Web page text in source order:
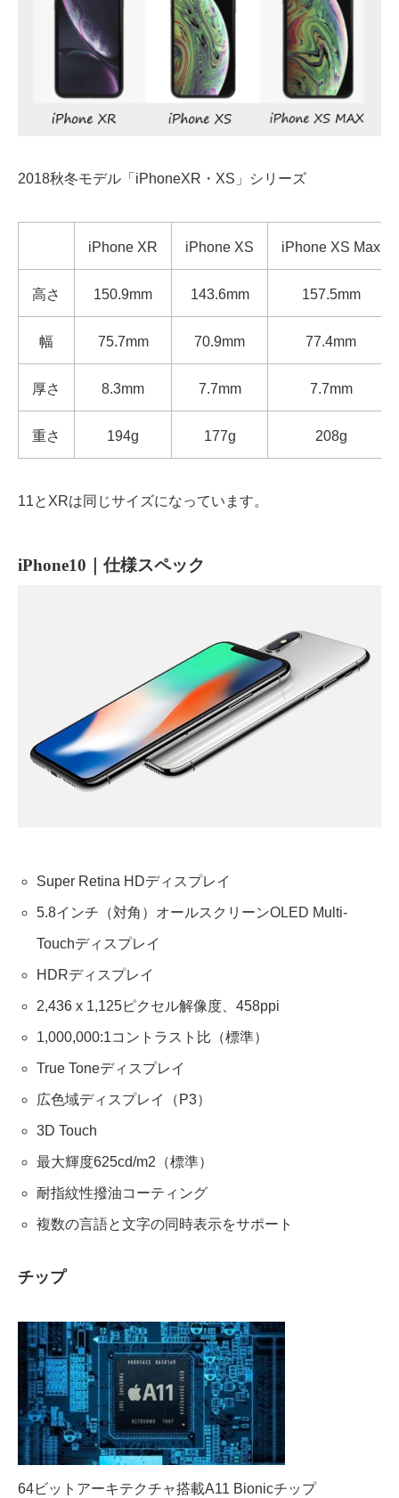
2018秋冬モデル「iPhoneXR・XS」シリーズ
iPhone XR iPhone XS iPhone XS Max
高さ 150.9mm 143.6mm 157.5mm
幅 75.7mm 70.9mm 77.4mm
厚さ 8.3mm 7.7mm 7.7mm
重さ 194g 177g 208g
11とXRは同じサイズになっています。
iPhone10｜仕様スペック
Super Retina HDディスプレイ
5.8インチ（対角）オールスクリーンOLED Multi-
Touchディスプレイ
HDRディスプレイ
2,436 x 1,125ピクセル解像度、458ppi
1,000,000:1コントラスト比（標準）
True Toneディスプレイ
広色域ディスプレイ（P3）
3D Touch
最大輝度625cd/m2（標準）
耐指紋性撥油コーティング
複数の言語と文字の同時表示をサポート
チップ
64ビットアーキテクチャ搭載A11 Bionicチップ